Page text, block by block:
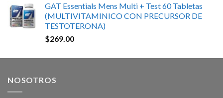
GAT Essentials Mens Multi + Test 60 Tabletas
(MULTIVITAMINICO CON PRECURSOR DE
TESTOTERONA)
$269.00
NOSOTROS